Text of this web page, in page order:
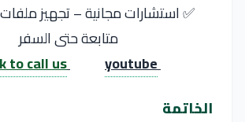
✅ استشارات مجانية – تجهيز
متابعة حتى السفر
to call us
youtube
الخاتمة